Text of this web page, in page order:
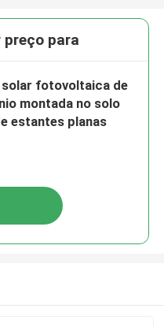
preço para
fotovoltaica de
montada no solo
estantes planas